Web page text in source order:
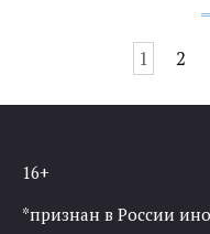
записям
1 2
16+
*признан в России